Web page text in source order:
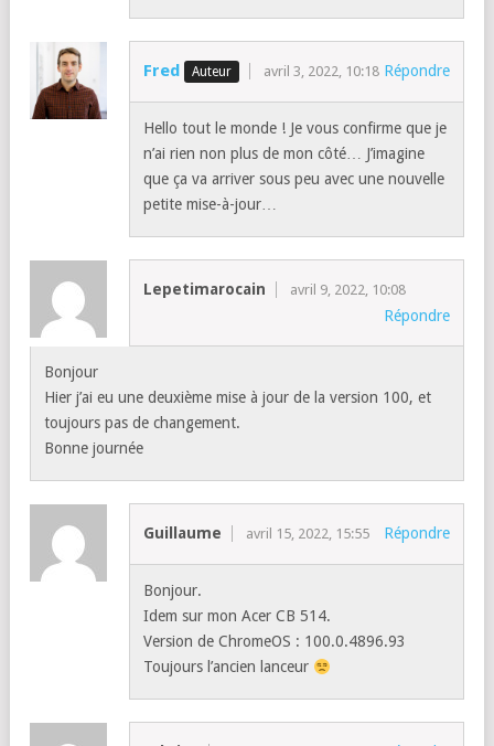
Fred avril 3, 2022, 10:18 Répondre
Hello tout le monde ! Je vous confirme que je
n’ai rien non plus de mon côté… J’imagine
que ça va arriver sous peu avec une nouvelle
petite mise-à-jour…
Lepetimarocain avril 9, 2022, 10:08
Répondre
Bonjour
Hier j’ai eu une deuxième mise à jour de la version 100, et
toujours pas de changement.
Bonne journée
Guillaume avril 15, 2022, 15:55 Répondre
Bonjour.
Idem sur mon Acer CB 514.
Version de ChromeOS : 100.0.4896.93
Toujours l’ancien lanceur